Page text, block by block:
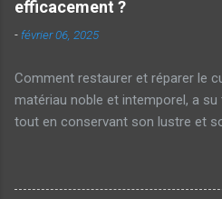
efficacement ?
- février 06, 2025
Comment restaurer et réparer le
matériau noble et intemporel, a
tout en conservant son lustre et
coup de neuf. Alors, comment
efficacement ? Pourquoi